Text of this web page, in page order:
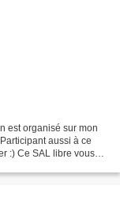
est organisé sur mon
aussi à ce
:) Ce SAL libre vous